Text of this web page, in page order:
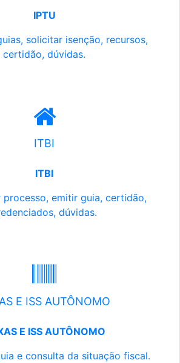
IPTU
solicitar isenção, recursos,
certidão, dúvidas.
ITBI
ITBI
processo, emitir guia, certidão,
dúvidas.
E ISS AUTÔNOMO
E ISS AUTÔNOMO
e consulta da situação fiscal.